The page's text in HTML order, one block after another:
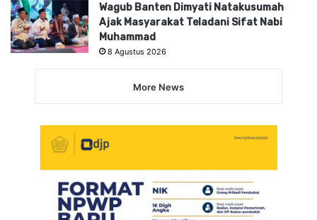
Wagub Banten Dimyati Natakusumah
Ajak Masyarakat Teladani Sifat Nabi
Muhammad
8 Agustus 2026
More News